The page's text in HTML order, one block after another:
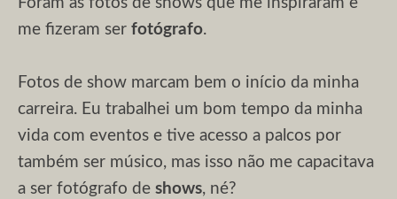
me fizeram ser fotógrafo.
Fotos de show marcam bem o início da minha
carreira. Eu trabalhei um bom tempo da minha
vida com eventos e tive acesso a palcos por
também ser músico, mas isso não me capacitava
a ser fotógrafo de shows, né?